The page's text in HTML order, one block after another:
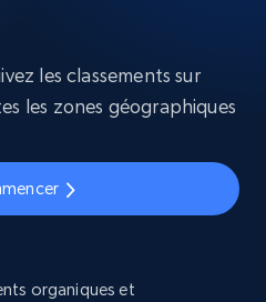
les classements sur
les zones géographiques
organiques et